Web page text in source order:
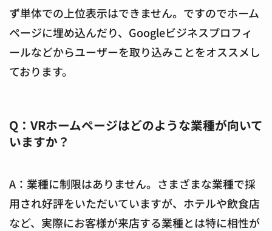
ず単体での上位表示はできません。ですのでホーム
ページに埋め込んだり、Googleビジネスプロフィ
ールなどからユーザーを取り込みことをオススメし
ております。
Q：VRホームページはどのような業種が向いて
いますか？
A：業種に制限はありません。さまざまな業種で採
用され好評をいただいていますが、ホテルや飲食店
など、実際にお客様が来店する業種とは特に相性が